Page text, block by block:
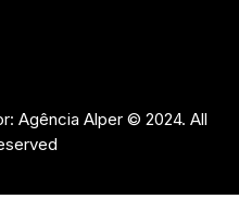
Agência Alper © 2024. All